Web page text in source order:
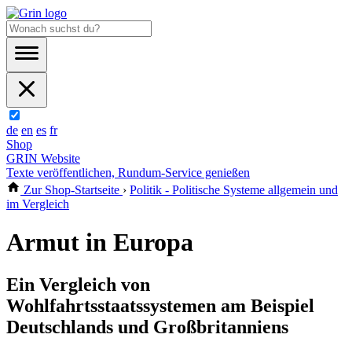
de en es fr
Shop
GRIN Website
Texte veröffentlichen, Rundum-Service genießen
Zur Shop-Startseite › Politik - Politische Systeme allgemein und
im Vergleich
Armut in Europa
Ein Vergleich von
Wohlfahrtsstaatssystemen am Beispiel
Deutschlands und Großbritanniens